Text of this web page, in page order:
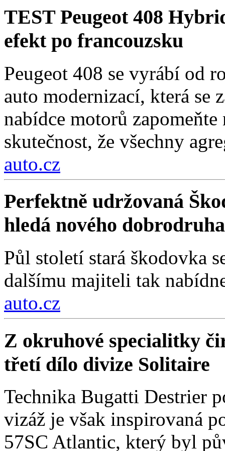
TEST Peugeot 408
efekt po francouzsku
Peugeot 408 se vyrábí od
auto modernizací, která se
nabídce motorů
skutečnost, že všechny
auto.cz
Perfektně udržovaná
hledá nového
Půl století stará škodovka
dalšímu majiteli tak
auto.cz
Z okruhové specialitky
třetí dílo divize Solitaire
Technika Bugatti Destrier
vizáž je však inspirovaná
57SC Atlantic, který byl